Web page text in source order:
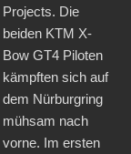
Projects. Die
beiden KTM X-
Bow GT4 Piloten
kämpften sich auf
dem Nürburgring
mühsam nach
vorne. Im ersten